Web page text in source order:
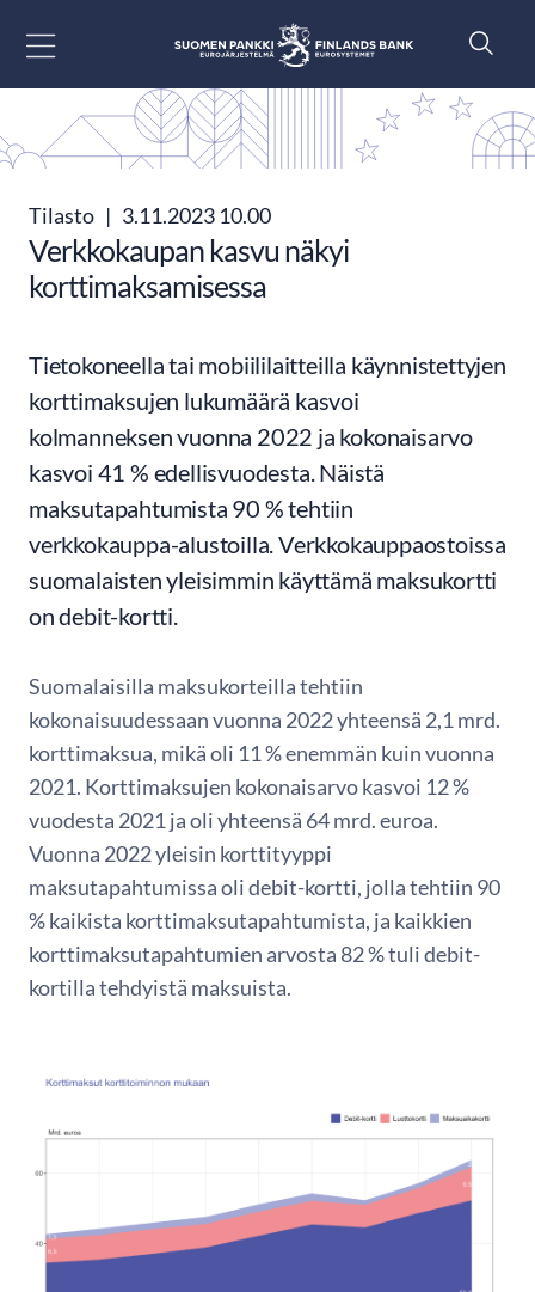
Tilasto | 3.11.2023 10.00
Verkkokaupan kasvu näkyi
korttimaksamisessa
Tietokoneella tai mobiililaitteilla käynnistettyjen
korttimaksujen lukumäärä kasvoi
kolmanneksen vuonna 2022 ja kokonaisarvo
kasvoi 41 % edellisvuodesta. Näistä
maksutapahtumista 90 % tehtiin
verkkokauppa-alustoilla. Verkkokauppaostoissa
suomalaisten yleisimmin käyttämä maksukortti
on debit-kortti.
Suomalaisilla maksukorteilla tehtiin
kokonaisuudessaan vuonna 2022 yhteensä 2,1 mrd.
korttimaksua, mikä oli 11 % enemmän kuin vuonna
2021. Korttimaksujen kokonaisarvo kasvoi 12 %
vuodesta 2021 ja oli yhteensä 64 mrd. euroa.
Vuonna 2022 yleisin korttityyppi
maksutapahtumissa oli debit-kortti, jolla tehtiin 90
% kaikista korttimaksutapahtumista, ja kaikkien
korttimaksutapahtumien arvosta 82 % tuli debit-
kortilla tehdyistä maksuista.